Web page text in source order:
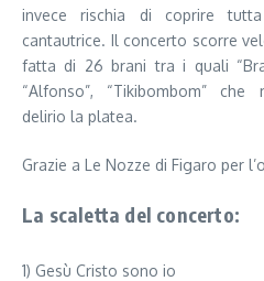
invece rischia di coprire
cantautrice. Il concerto scorre
fatta di 26 brani tra i quali
“Alfonso”, “Tikibombom”
delirio la platea.
Grazie a Le Nozze di Figaro per
La scaletta del concerto:
1) Gesù Cristo sono io